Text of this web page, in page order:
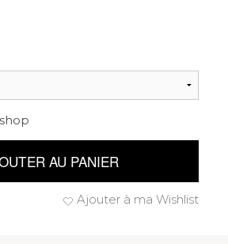
AU PANIER
Ajouter à ma Wishlist